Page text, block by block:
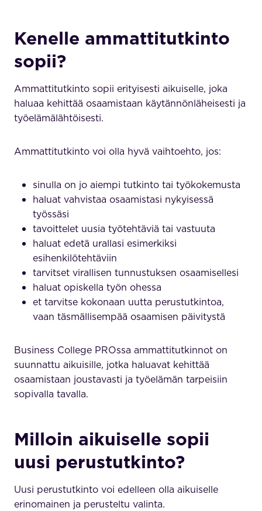
Kenelle ammattitutkinto
sopii?
Ammattitutkinto sopii erityisesti aikuiselle, joka
haluaa kehittää osaamistaan käytännönläheisesti ja
työelämälähtöisesti.
Ammattitutkinto voi olla hyvä vaihtoehto, jos:
sinulla on jo aiempi tutkinto tai työkokemusta
haluat vahvistaa osaamistasi nykyisessä
työssäsi
tavoittelet uusia työtehtäviä tai vastuuta
haluat edetä urallasi esimerkiksi
esihenkilötehtäviin
tarvitset virallisen tunnustuksen osaamisellesi
haluat opiskella työn ohessa
et tarvitse kokonaan uutta perustutkintoa,
vaan täsmällisempää osaamisen päivitystä
Business College PROssa ammattitutkinnot on
suunnattu aikuisille, jotka haluavat kehittää
osaamistaan joustavasti ja työelämän tarpeisiin
sopivalla tavalla.
Milloin aikuiselle sopii
uusi perustutkinto?
Uusi perustutkinto voi edelleen olla aikuiselle
erinomainen ja perusteltu valinta.